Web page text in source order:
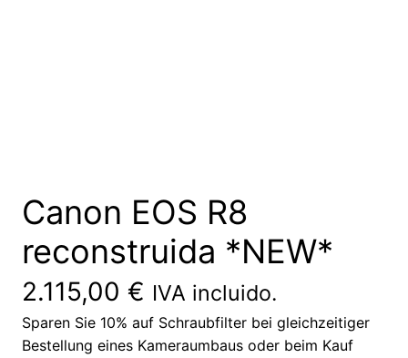
Canon EOS R8
reconstruida *NEW*
2.115,00 € IVA incluido.
Sparen Sie 10% auf Schraubfilter bei gleichzeitiger
Bestellung eines Kameraumbaus oder beim Kauf